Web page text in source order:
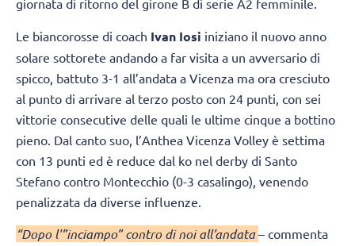
giornata di ritorno del girone B di serie A2 femminile.
Le biancorosse di coach Ivan Iosi iniziano il nuovo anno
solare sottorete andando a far visita a un avversario di
spicco, battuto 3-1 all’andata a Vicenza ma ora cresciuto
al punto di arrivare al terzo posto con 24 punti, con sei
vittorie consecutive delle quali le ultime cinque a bottino
pieno. Dal canto suo, l’Anthea Vicenza Volley è settima
con 13 punti ed è reduce dal ko nel derby di Santo
Stefano contro Montecchio (0-3 casalingo), venendo
penalizzata da diverse influenze.
“Dopo l'”inciampo” contro di noi all’andata– commenta